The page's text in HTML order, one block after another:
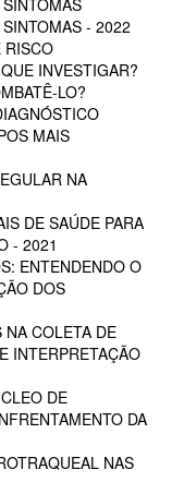
- 2022
RISCO
INVESTIGAR?
LO?
MAIS
NA
DE SAÚDE PARA
- 2021
ENTENDENDO O
DOS
NA COLETA DE
INTERPRETAÇÃO
DE
DA
NAS